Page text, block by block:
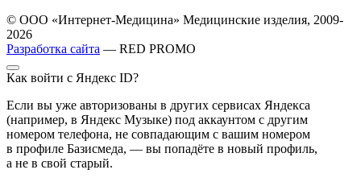
© ООО «Интернет-Медицина» Медицинские изделия, 2009-
2026
Разработка сайта — RED PROMO
Как войти с Яндекс ID?
Если вы уже авторизованы в других сервисах Яндекса
(например, в Яндекс Музыке) под аккаунтом с другим
номером телефона, не совпадающим с вашим номером
в профиле Базисмеда, — вы попадёте в новый профиль,
а не в свой старый.